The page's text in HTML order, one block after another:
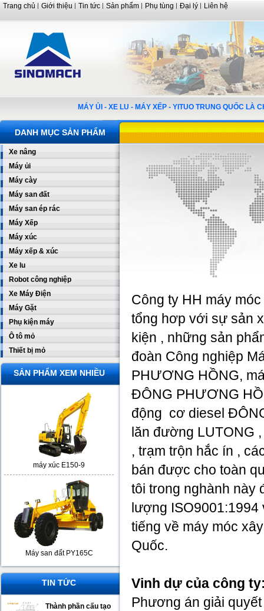
Trang chủ Giới thiệu Tin tức Sản phẩm Phụ tùng Đại lý Liên hệ
MÁY ỦI - XE LU - MÁY XẾP - YITUO TRUNG QUỐC
DANH MỤC SẢN PHẨM
Xe nâng
Máy ủi
Máy cày
Máy san đất
Máy san ép rác
Máy Xếp
Máy xúc
Máy xếp & xúc
Xe lu
Robot công nghiệp
Xe Máy Điện
Máy Gặt
Phụ kiện máy
Ô tô mỏ
Thiết bị mỏ
SẢN PHẨM XEM NHIỀU
máy xúc E150-9
Máy san đất PY165C
TIN TỨC
Thành phần cấu tạo
Công ty HH máy
tổng hơp với sự sản
kiện , những sản
đoàn Công nghiệp
PHƯƠNG HỒNG,
ĐÔNG PHƯƠNG
động cơ diesel
lăn đường LUTONG
, trạm trộn hắc ín ,
bán được cho toàn
tôi trong nghành này
lượng ISO9001:1994
tiếng về máy móc
Quốc.
Vinh dự của công
Phương án giải